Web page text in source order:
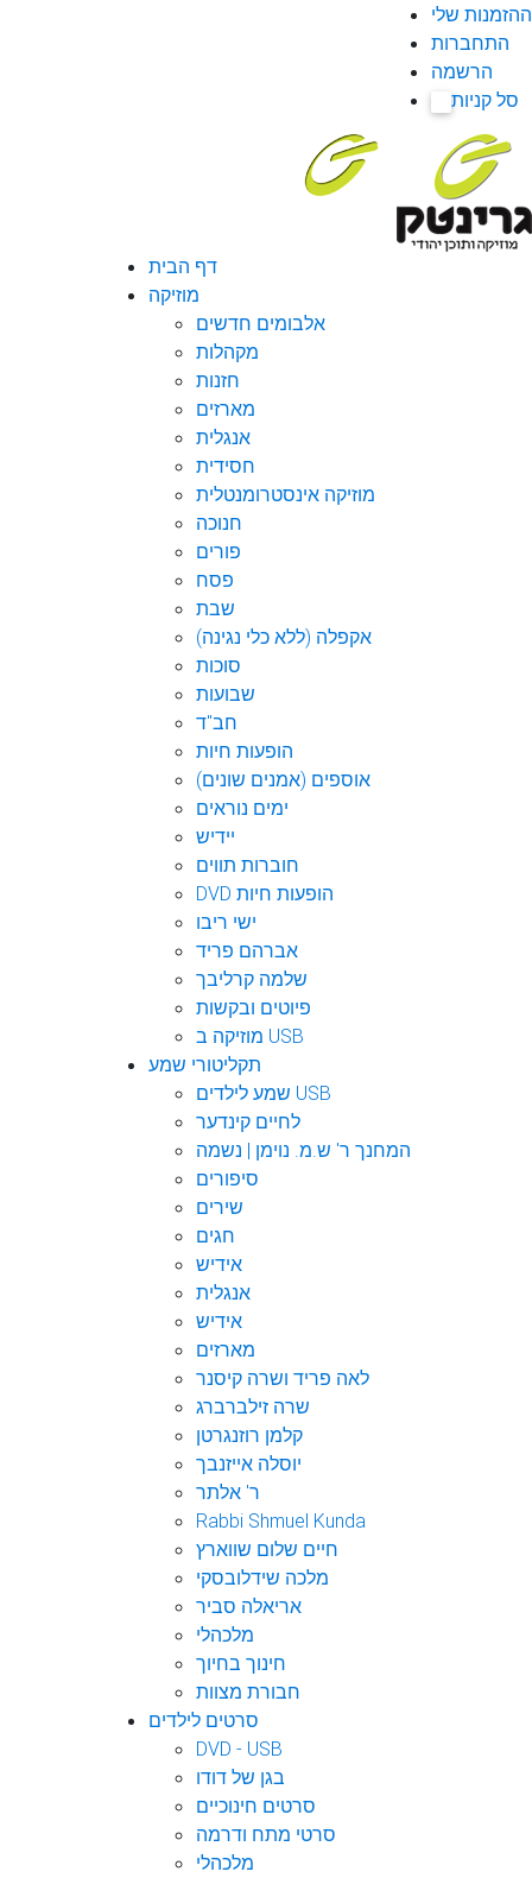
ההזמנות שלי
התחברות
הרשמה
סל קניות
דף הבית
מוזיקה
אלבומים חדשים
מקהלות
חזנות
מארזים
אנגלית
חסידית
מוזיקה אינסטרומנטלית
חנוכה
פורים
פסח
שבת
אקפלה (ללא כלי נגינה)
סוכות
שבועות
חב"ד
הופעות חיות
אוספים (אמנים שונים)
ימים נוראים
יידיש
חוברות תווים
DVD הופעות חיות
ישי ריבו
אברהם פריד
שלמה קרליבך
פיוטים ובקשות
מוזיקה ב USB
תקליטורי שמע
שמע לילדים USB
לחיים קינדער
המחנך ר' ש.מ. נוימן | נשמה
סיפורים
שירים
חגים
אידיש
אנגלית
אידיש
מארזים
לאה פריד ושרה קיסנר
שרה זילברברג
קלמן רוזנגרטן
יוסלה אייזנבך
ר' אלתר
Rabbi Shmuel Kunda
חיים שלום שווארץ
מלכה שידלובסקי
אריאלה סביר
מלכהלי
חינוך בחיוך
חבורת מצוות
סרטים לילדים
DVD - USB
בגן של דודו
סרטים חינוכיים
סרטי מתח ודרמה
מלכהלי